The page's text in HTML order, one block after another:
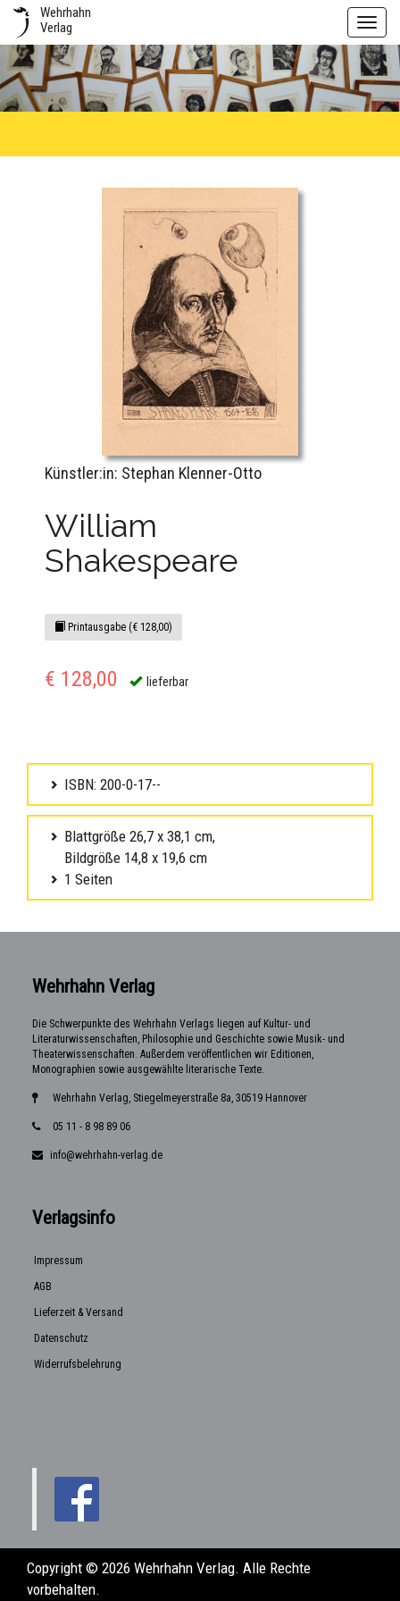
Wehrhahn
Verlag
Künstler:in: Stephan Klenner-Otto
William
Shakespeare
Printausgabe (€ 128,00)
€ 128,00 lieferbar
ISBN: 200-0-17--
Blattgröße 26,7 x 38,1 cm,
Bildgröße 14,8 x 19,6 cm
1 Seiten
Wehrhahn Verlag
Die Schwerpunkte des Wehrhahn Verlags liegen auf Kultur- und
Literaturwissenschaften, Philosophie und Geschichte sowie Musik- und
Theaterwissenschaften. Außerdem veröffentlichen wir Editionen,
Monographien sowie ausgewählte literarische Texte.
Wehrhahn Verlag, Stiegelmeyerstraße 8a, 30519 Hannover
05 11 - 8 98 89 06
info@wehrhahn-verlag.de
Verlagsinfo
Impressum
AGB
Lieferzeit & Versand
Datenschutz
Widerrufsbelehrung
Copyright © 2026 Wehrhahn Verlag. Alle Rechte
vorbehalten.